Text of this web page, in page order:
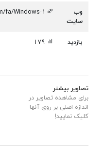
وب
سایت
Windows-10-Original-License-Key
بازدید
تصاویر بیشتر
برای مشاهده تصاویر در
اندازه اصلی بر روی آنها
کلیک نمایید!